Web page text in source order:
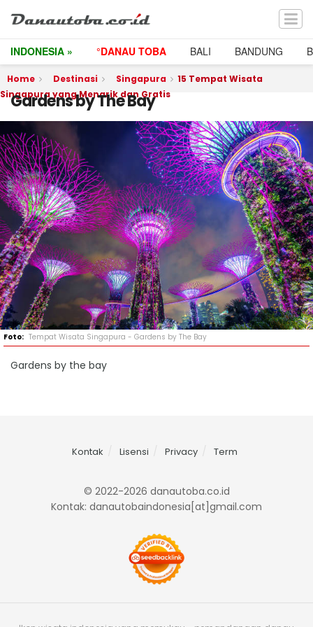
INDONESIA » °DANAU TOBA BALI BANDUNG
Home Destinasi Singapura
15 Tempat Wisata
Singapura yang Menarik dan Gratis
Gardens by The Bay
Tempat Wisata Singapura - Gardens by The Bay
Gardens by the bay
Kontak Lisensi Privacy Term
© 2022-2026 danautoba.co.id
Kontak: danautobaindonesia[at]gmail.com